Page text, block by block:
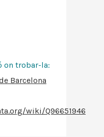
on trobar-la:
Barcelona
wiki/Q96651946